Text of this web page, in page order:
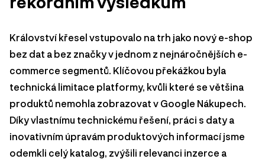
Království křesel vstupovalo na trh jako nový e-shop
bez dat a bez značky v jednom z nejnáročnějších e-
commerce segmentů. Klíčovou překážkou byla
technická limitace platformy, kvůli které se většina
produktů nemohla zobrazovat v Google Nákupech.
Díky vlastnímu technickému řešení, práci s daty a
inovativním úpravám produktových informací jsme
odemkli celý katalog, zvýšili relevanci inzerce a